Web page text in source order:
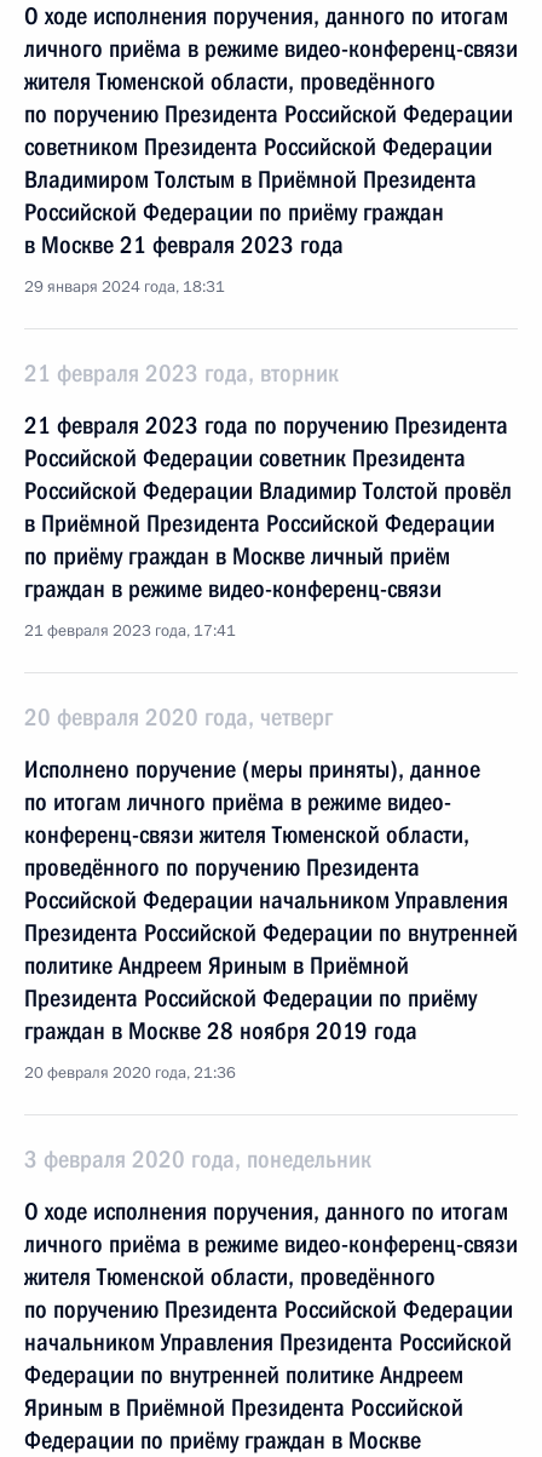
О ходе исполнения поручения, данного по итогам
личного приёма в режиме видео-конференц-связи
жителя Тюменской области, проведённого
по поручению Президента Российской Федерации
советником Президента Российской Федерации
Владимиром Толстым в Приёмной Президента
Российской Федерации по приёму граждан
в Москве 21 февраля 2023 года
29 января 2024 года, 18:31
21 февраля 2023 года, вторник
21 февраля 2023 года по поручению Президента
Российской Федерации советник Президента
Российской Федерации Владимир Толстой провёл
в Приёмной Президента Российской Федерации
по приёму граждан в Москве личный приём
граждан в режиме видео-конференц-связи
21 февраля 2023 года, 17:41
20 февраля 2020 года, четверг
Исполнено поручение (меры приняты), данное
по итогам личного приёма в режиме видео-
конференц-связи жителя Тюменской области,
проведённого по поручению Президента
Российской Федерации начальником Управления
Президента Российской Федерации по внутренней
политике Андреем Яриным в Приёмной
Президента Российской Федерации по приёму
граждан в Москве 28 ноября 2019 года
20 февраля 2020 года, 21:36
3 февраля 2020 года, понедельник
О ходе исполнения поручения, данного по итогам
личного приёма в режиме видео-конференц-связи
жителя Тюменской области, проведённого
по поручению Президента Российской Федерации
начальником Управления Президента Российской
Федерации по внутренней политике Андреем
Яриным в Приёмной Президента Российской
Федерации по приёму граждан в Москве